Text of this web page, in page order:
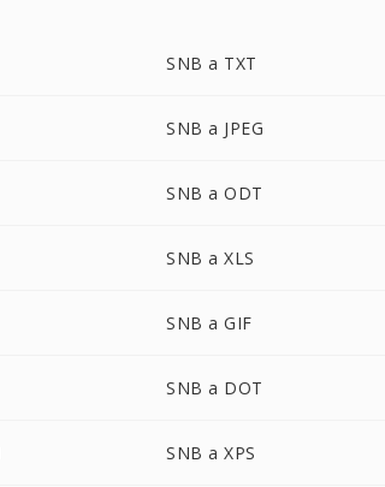
SNB a TXT
SNB a JPEG
SNB a ODT
SNB a XLS
SNB a GIF
SNB a DOT
SNB a XPS